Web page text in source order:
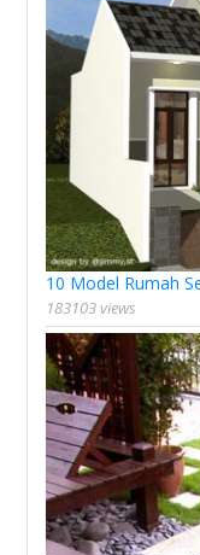
10 Model Rumah
183103 views